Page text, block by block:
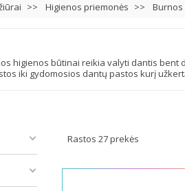
Higienos priemonės
higienos būtinai reikia valyti dantis
iki gydomosios dantų pastos kurį
Rastos 27 prekės